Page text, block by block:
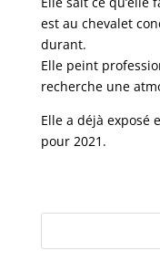
est au chevalet
durant.
Elle peint
recherche une
Elle a déjà exposé
pour 2021.